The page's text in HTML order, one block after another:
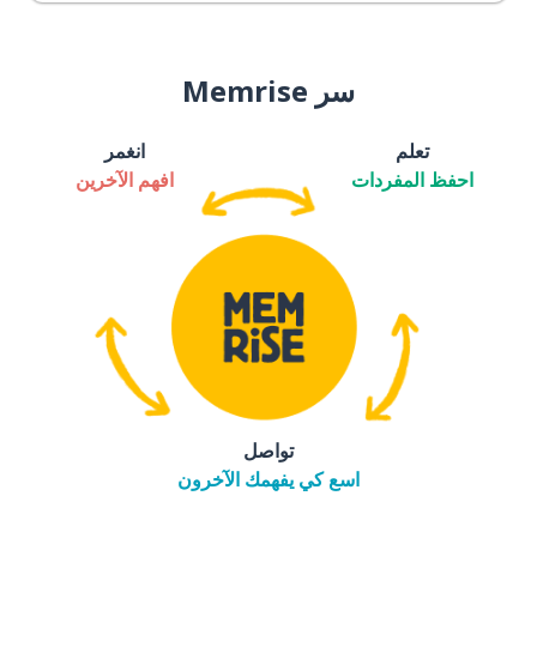
سر Memrise
تعلم
احفظ المفردات
انغمر
افهم الآخرين
تواصل
اسع كي يفهمك الآخرون